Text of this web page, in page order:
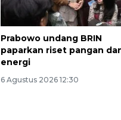
Prabowo undang BRIN
paparkan riset pangan
energi
6 Agustus 2026 12:30